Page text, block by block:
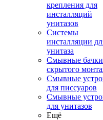
крепления для
инсталляций
унитазов
Системы
инсталляции
унитаза
Смывные бачки
скрытого
Смывные
для писсуаров
Смывные
для унитазов
Ещё